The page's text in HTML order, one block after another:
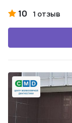
10 1 отзыв